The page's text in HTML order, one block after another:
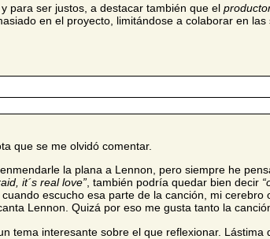
para ser justos, a destacar también que el
en el proyecto, limitándose a colaborar en las
que se me olvidó comentar.
la plana a Lennon, pero siempre he
it´s real love” , también podría quedar bien decir
escucho esa parte de la canción, mi cerebro
Lennon. Quizá por eso me gusta tanto la
tema interesante sobre el que reflexionar. Lástima